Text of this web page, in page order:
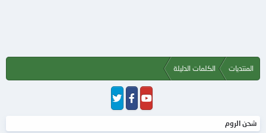
المنتديات الكلمات الدليلة
شحن الروم